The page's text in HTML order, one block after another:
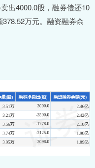
出4000.0股，融券偿还10
万元。融资融券余